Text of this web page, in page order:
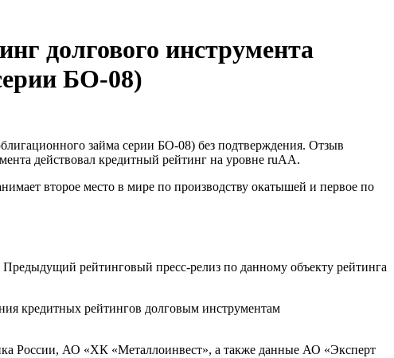
долгового инструмента
БО-08)
займа серии БО-08) без подтверждения. Отзыв
действовал кредитный рейтинг на уровне ruAA.
второе место в мире по производству окатышей и первое по
рейтинговый пресс-релиз по данному объекту рейтинга
кредитных рейтингов долговым инструментам
России, АО «ХК «Металлоинвест», а также данные АО «Эксперт